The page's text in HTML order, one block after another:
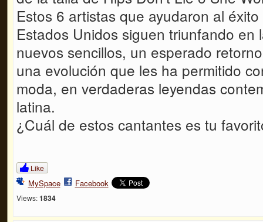
Estos 6 artistas que ayudaron al
Estados Unidos siguen triunfando en
nuevos sencillos, un esperado
una evolución que les ha permitido
moda, en verdaderas leyendas
latina.
¿Cuál de estos cantantes es tu
Like
MySpace Facebook
Views: 1834